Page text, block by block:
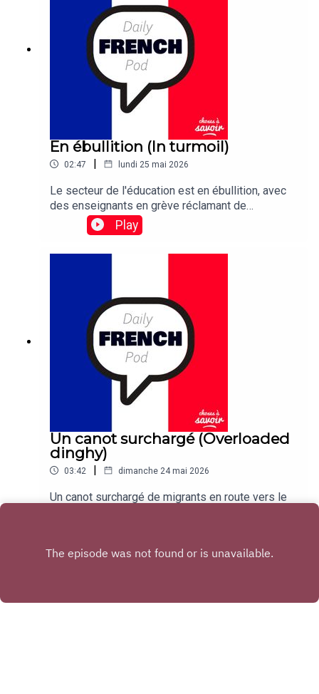
En ébullition (In turmoil)
02:47 | lundi 25 mai 2026
Le secteur de l'éducation est en ébullition, avec
des enseignants en grève réclamant de
meilleures conditions de travail et des salaires
plus élevés.Traduction: The education sector is in
Play
Un canot surchargé (Overloaded
dinghy)
03:42 | dimanche 24 mai 2026
Un canot surchargé de migrants en route vers le
from France on Thursday night capsized and